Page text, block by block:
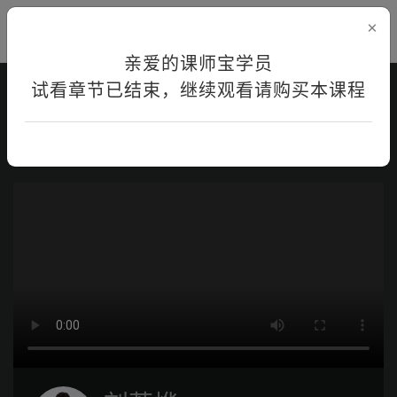
×
亲爱的课师宝学员
试看章节已结束，继续观看请购买本课程
首页 在线学习 课程详情